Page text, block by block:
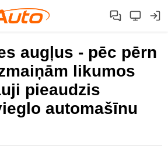
augļus - pēc pērn
likumos
pieaudzis
automašīnu